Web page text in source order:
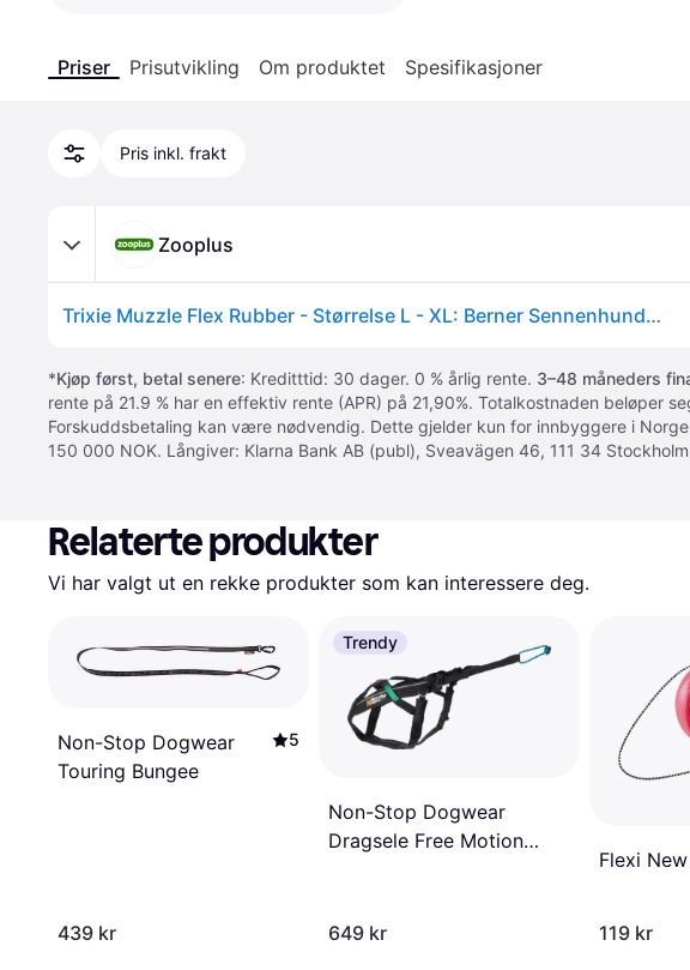
Priser Prisutvikling Om produktet Spesifikasjoner
Pris inkl. frakt
Zooplus
Trixie Muzzle Flex Rubber - Størrelse L - XL: Berner Sennenhund, Golden Retriever
*Kjøp først, betal senere: Kreditttid: 30 dager. 0 % årlig rente. 3–48 måneders
rente på 21.9 % har en effektiv rente (APR) på 21,90%. Totalkostnaden beløper
Forskuddsbetaling kan være nødvendig. Dette gjelder kun for innbyggere i
150 000 NOK. Långiver: Klarna Bank AB (publ), Sveavägen 46, 111 34
Relaterte produkter
Vi har valgt ut en rekke produkter som kan interessere deg.
Non-Stop Dogwear
Touring Bungee
5
439 kr
Trendy
Non-Stop Dogwear
Dragsele Free Motion
649 kr
Flexi
119 kr